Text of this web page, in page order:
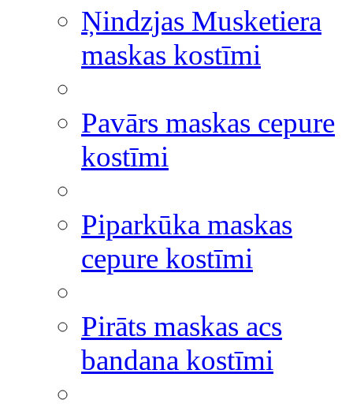
Ņindzjas Musketiera
maskas kostīmi
Pavārs maskas cepure
kostīmi
Piparkūka maskas
cepure kostīmi
Pirāts maskas acs
bandana kostīmi